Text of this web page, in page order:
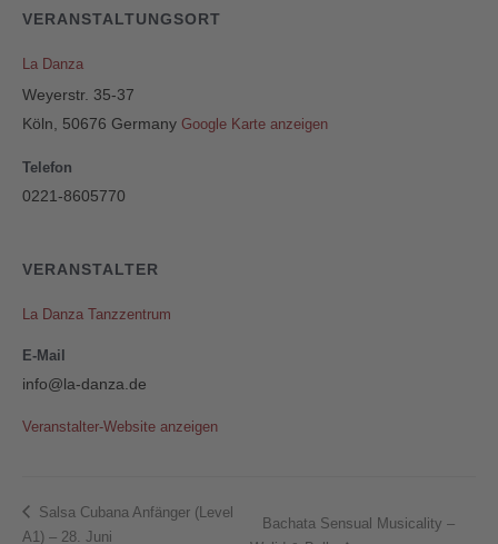
VERANSTALTUNGSORT
La Danza
Weyerstr. 35-37
Köln
50676 Germany Google Karte anzeigen
Telefon
0221-8605770
VERANSTALTER
La Danza Tanzzentrum
E-Mail
info@la-danza.de
Veranstalter-Website anzeigen
Salsa Cubana Anfänger (Level
A1) – 28. Juni
Bachata Sensual Musicality –